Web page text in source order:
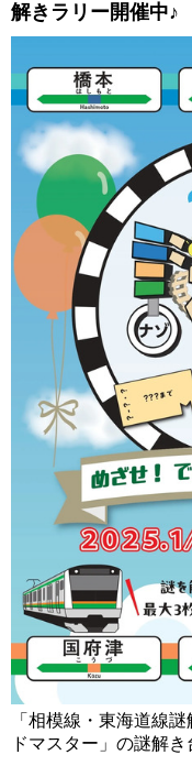
解きラリー開催中♪
「相模線・東海道線
ドマスター」の謎解き